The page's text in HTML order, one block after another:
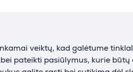
veiktų, kad galėtume
pateikti pasiūlymus, kurie